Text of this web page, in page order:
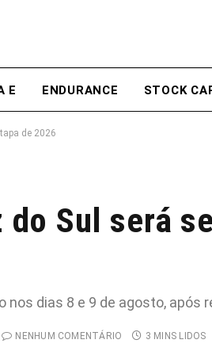
E ENDURANCE STOCK
de 2026
Sul será
dias 8 e 9 de agosto, após
NENHUM COMENTÁRIO 3 MINS LIDOS